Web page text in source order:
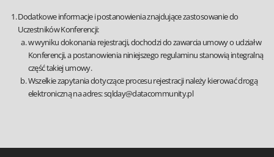
Dodatkowe informacje i postanowienia znajdujące zastosowanie do
Uczestników Konferencji:
w wyniku dokonania rejestracji, dochodzi do zawarcia umowy o udział w
Konferencji, a postanowienia niniejszego regulaminu stanowią integralną
część takiej umowy.
Wszelkie zapytania dotyczące procesu rejestracji należy kierować drogą
elektroniczną na adres: sqlday@datacommunity.pl